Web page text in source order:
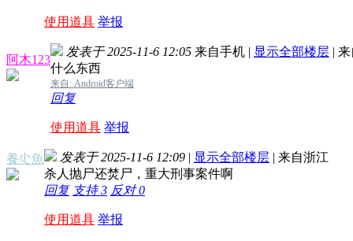
使用道具 举报
阿木123
发表于 2025-11-6 12:05 来自手机 | 显示全部楼层 | 来
什么东西
来自: Android客户端
回复
使用道具 举报
養尐魚 发表于 2025-11-6 12:09 | 显示全部楼层 | 来自浙江
杀人抛尸还焚尸，重大刑事案件啊
回复 支持3 反对0
使用道具 举报